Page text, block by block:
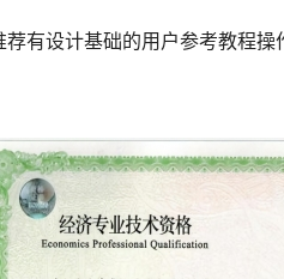
荐有设计基础的用户参考教程操